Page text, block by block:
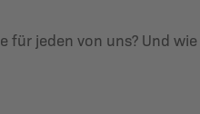
für jeden von uns? Und